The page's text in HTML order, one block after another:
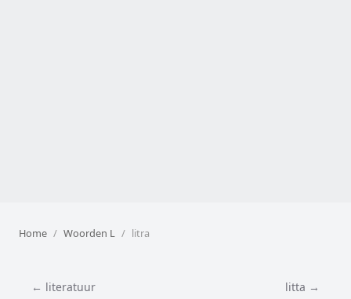
Home Woorden L litra
← literatuur litta →